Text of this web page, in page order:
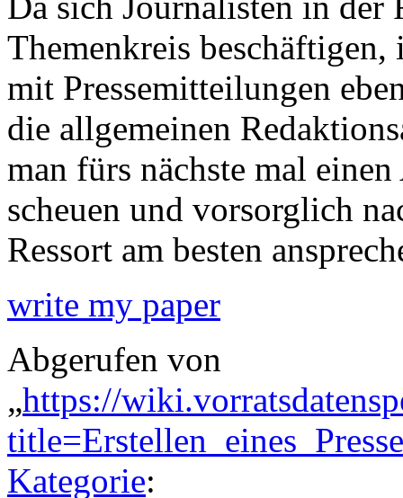
Themenkreis beschäftigen,
mit Pressemitteilungen
die allgemeinen
man fürs nächste mal
scheuen und vorsorglich
Ressort am besten
write my paper
Abgerufen von
„https://
Kategorie: